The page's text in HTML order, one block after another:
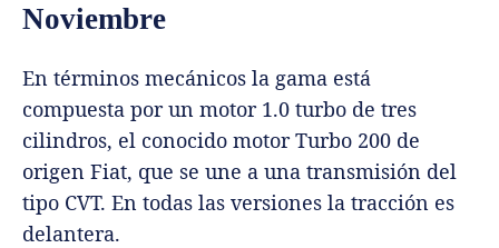
Noviembre
En términos mecánicos la gama está
compuesta por un motor 1.0 turbo de tres
cilindros, el conocido motor Turbo 200 de
origen Fiat, que se une a una transmisión del
tipo CVT. En todas las versiones la tracción es
delantera.